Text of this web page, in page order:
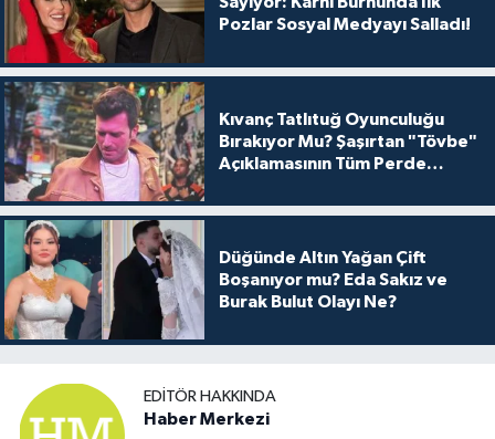
Pozlar Sosyal Medyayı Salladı!
Kıvanç Tatlıtuğ Oyunculuğu
Bırakıyor Mu? Şaşırtan "Tövbe"
Açıklamasının Tüm Perde
Düğünde Altın Yağan Çift
Boşanıyor mu? Eda Sakız ve
Burak Bulut Olayı Ne?
EDITÖR HAKKINDA
Haber Merkezi